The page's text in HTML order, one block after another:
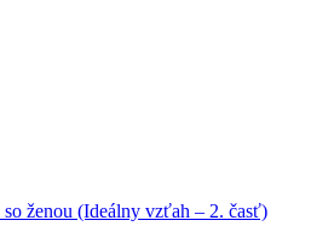
ženou (Ideálny vzťah – 2. časť)